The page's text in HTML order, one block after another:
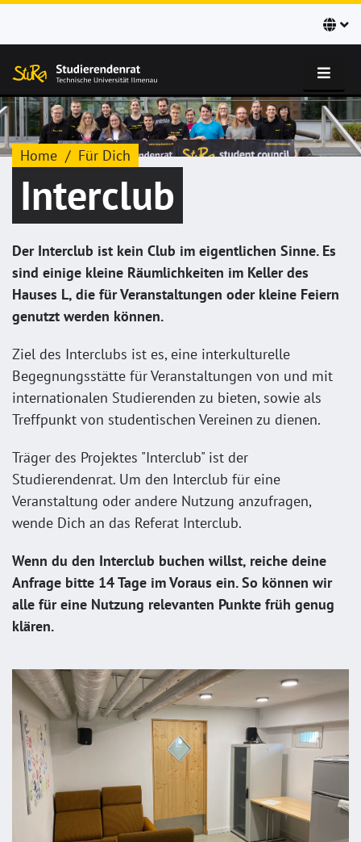
Home Für Dich
Interclub
Der Interclub ist kein Club im eigentlichen Sinne. Es
sind einige kleine Räumlichkeiten im Keller des
Hauses L, die für Veranstaltungen oder kleine Feiern
genutzt werden können.
Ziel des Interclubs ist es, eine interkulturelle
Begegnungsstätte für Veranstaltungen von und mit
internationalen Studierenden zu bieten, sowie als
Treffpunkt von studentischen Vereinen zu dienen.
Träger des Projektes "Interclub" ist der
Studierendenrat. Um den Interclub für eine
Veranstaltung oder andere Nutzung anzufragen,
wende Dich an das Referat Interclub.
Wenn du den Interclub buchen willst, reiche deine
Anfrage bitte 14 Tage im Voraus ein. So können wir
alle für eine Nutzung relevanten Punkte früh genug
klären.